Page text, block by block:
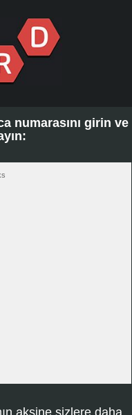
numarasını girin ve